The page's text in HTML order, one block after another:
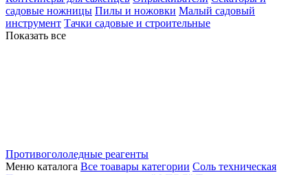
садовые ножницы Пилы и ножовки Малый садовый
инструмент Тачки садовые и строительные
Показать все
Противогололедные реагенты
Меню каталога Все тоавары категории Соль техническая